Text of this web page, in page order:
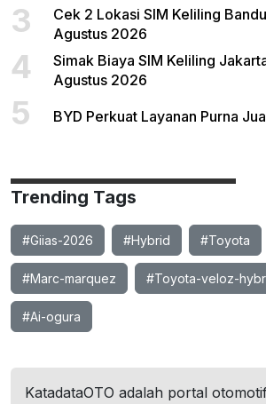
3
Cek 2 Lokasi SIM Keliling
Agustus 2026
4
Simak Biaya SIM Keliling
Agustus 2026
5 BYD Perkuat Layanan Purna
Trending Tags
#Giias-2026 #Hybrid #Toyota
#Marc-marquez #Toyota-veloz-
#Ai-ogura
KatadataOTO adalah portal